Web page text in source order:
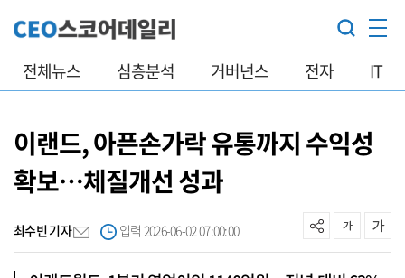
전체뉴스 심층분석 거버넌스 전자 IT
이랜드, 아픈손가락 유통까지 수익성
확보…체질개선 성과
최수빈 기자 입력 2026-06-02 07:00:00